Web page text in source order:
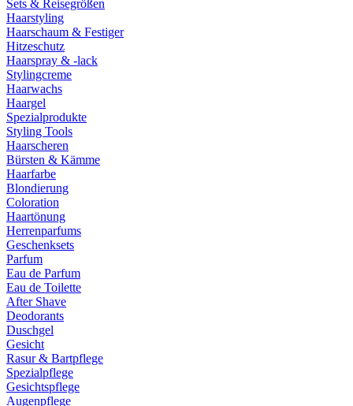
Sets & Reisegrößen
Haarstyling
Haarschaum & Festiger
Hitzeschutz
Haarspray & -lack
Stylingcreme
Haarwachs
Haargel
Spezialprodukte
Styling Tools
Haarscheren
Bürsten & Kämme
Haarfarbe
Blondierung
Coloration
Haartönung
Herrenparfums
Geschenksets
Parfum
Eau de Parfum
Eau de Toilette
After Shave
Deodorants
Duschgel
Gesicht
Rasur & Bartpflege
Spezialpflege
Gesichtspflege
Augenpflege